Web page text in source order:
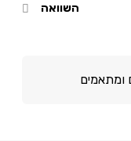
השוואה
ומתאמים